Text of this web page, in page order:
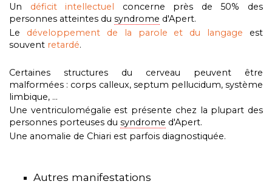
Un déficit intellectuel concerne près de 50% des
personnes atteintes du syndrome d'Apert.
Le développement de la parole et du langage est
souvent retardé.
Certaines structures du cerveau peuvent être
malformées : corps calleux, septum pellucidum, système
limbique, ...
Une ventriculomégalie est présente chez la plupart des
personnes porteuses du syndrome d'Apert.
Une anomalie de Chiari est parfois diagnostiquée.
Autres manifestations